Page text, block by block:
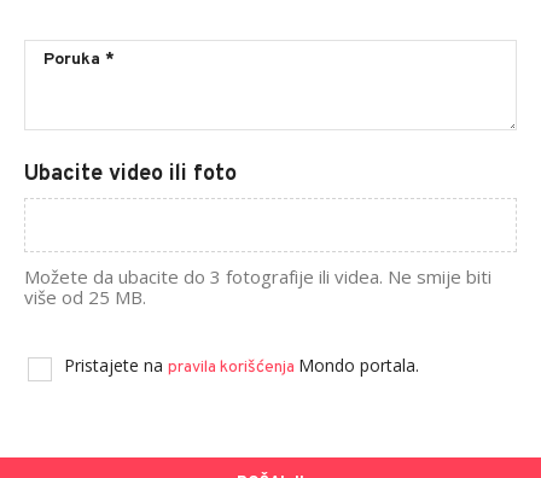
Ubacite video ili foto
Možete da ubacite do 3 fotografije ili videa. Ne smije biti
više od 25 MB.
Pristajete na pravila korišćenja Mondo portala.